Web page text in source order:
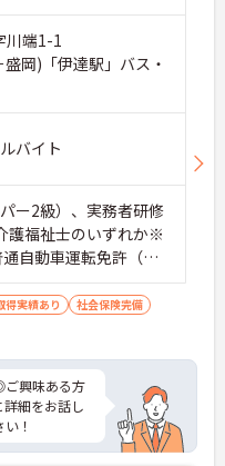
川端1-1
岡)「伊達駅」バス・
バイト
ー2級）、実務者研修
護福祉士のいずれか※
自動車運転免許（通
得実績あり
社会保険完備
興味ある方
細をお話し
！